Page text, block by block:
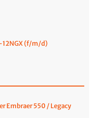
12NGX (f/m/d)
Embraer 550 / Legacy